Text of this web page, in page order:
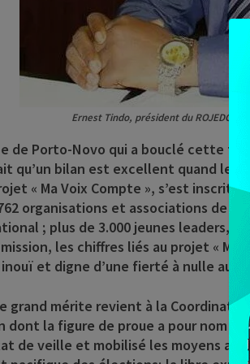
Ernest Tindo, président du
de Porto-Novo qui a bouclé cette
qu’un bilan est excellent quand
« Ma Voix Compte », s’est inscrit
organisations et associations de
; plus de 3.000 jeunes leaders,
les chiffres liés au projet « Ma
et digne d’une fierté à nulle
grand mérite revient à la
dont la figure de proue a pour nom
de veille et mobilisé les moyens